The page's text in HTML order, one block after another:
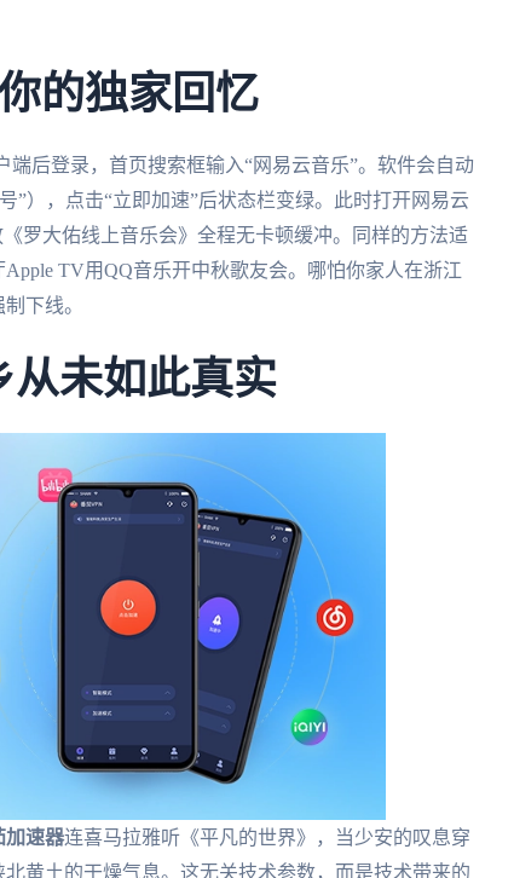
的独家回忆
端后登录，首页搜索框输入“网易云音乐”。软件会自动
”），点击“立即加速”后状态栏变绿。此时打开网易云
罗大佑线上音乐会》全程无卡顿缓冲。同样的方法适
TV用QQ音乐开中秋歌友会。哪怕你家人在浙江
下线。
从未如此真实
加速器连喜马拉雅听《平凡的世界》，当少安的叹息穿
黄土的干燥气息。这无关技术参数，而是技术带来的